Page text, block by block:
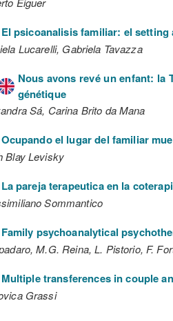
El psicoanalisis familiar: el
Lucarelli, Gabriela Tavazza
Nous avons revé un enfant: la
génétique
Sá, Carina Brito da Mana
Ocupando el lugar del familiar
Blay Levisky
La pareja terapeutica en la
Sommantico
Family psychoanalytical
M.G. Reina, L. Pistorio, F.
Multiple transferences in couple
Grassi